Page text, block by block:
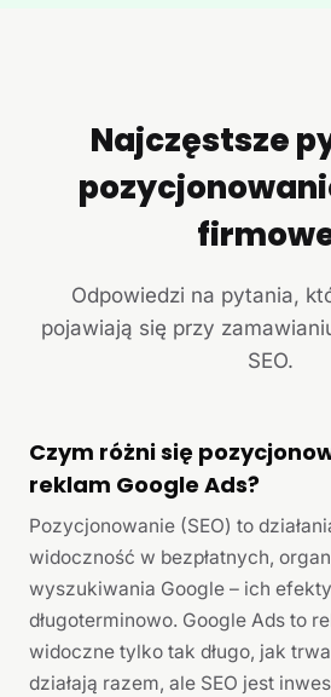
Najczęstsze
Odpowiedzi na pytania,
pojawiają się przy
SEO.
Czym różni się
reklam Google Ads?
Pozycjonowanie (SEO) to
widoczność w bezpłatnych,
wyszukiwania Google – ich
długoterminowo. Google Ads to
widoczne tylko tak długo, jak
działają razem, ale SEO jest